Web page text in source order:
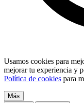
Usamos cookies para
mejorar tu experiencia y
Política de cookies para
Más